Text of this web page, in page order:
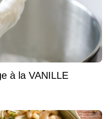
à la VANILLE